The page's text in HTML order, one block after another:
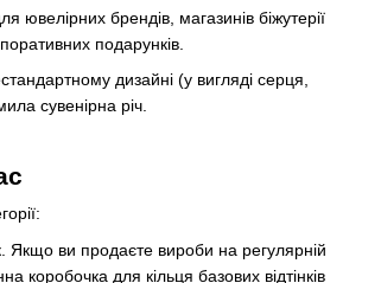
брендів, магазинів біжутерії
подарунків.
дизайні (у вигляді серця,
сувенірна річ.
Якщо ви продаєте вироби на регулярній
коробочка для кільця базових відтінків